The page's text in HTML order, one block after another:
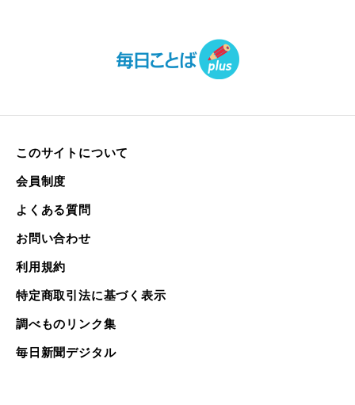
このサイトについて
会員制度
よくある質問
お問い合わせ
利用規約
特定商取引法に基づく表示
調べものリンク集
毎日新聞デジタル